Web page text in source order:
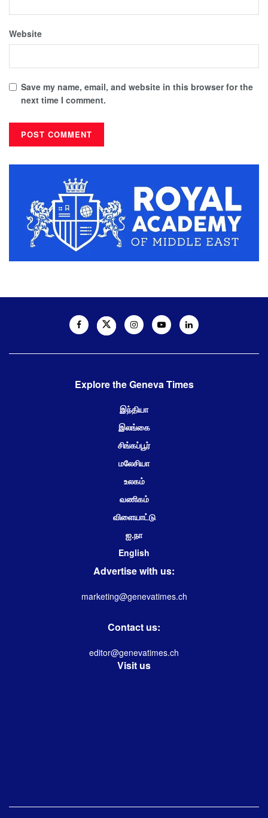
Website
Save my name, email, and website in this browser for the
next time I comment.
Explore the Geneva Times
இந்தியா
இலங்கை
சிங்கப்பூர்
மலேசியா
உலகம்
வணிகம்
விளையாட்டு
ஐ.நா
English
Advertise with us:
marketing@genevatimes.ch
Contact us:
editor@genevatimes.ch
Visit us